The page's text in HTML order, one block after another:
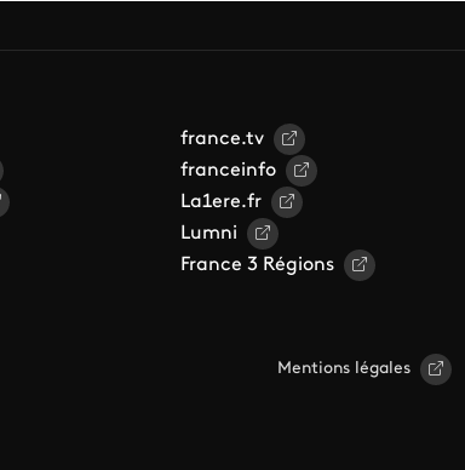
france.tv
franceinfo
La1ere.fr
Lumni
France 3 Régions
Mentions légales